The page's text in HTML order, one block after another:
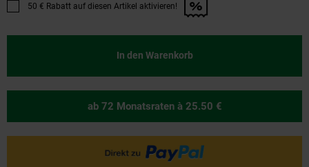
Promotion "50 € Rabatt auf diesen Artikel aktivieren!" anwenden
50 € Rabatt auf diesen Artikel aktivieren!
In den Warenkorb
ab 72 Monatsraten à 25.50 €